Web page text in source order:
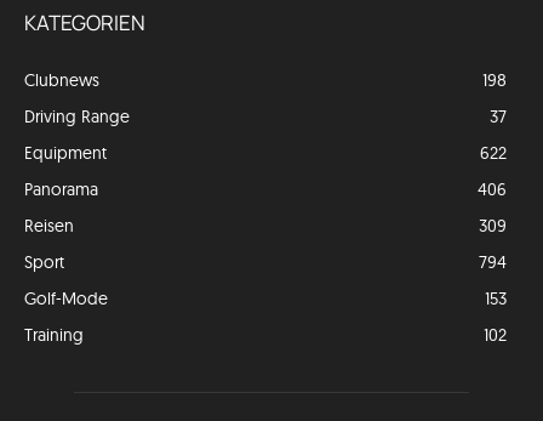
KATEGORIEN
Clubnews
198
Driving Range
37
Equipment
622
Panorama
406
Reisen
309
Sport
794
Golf-Mode
153
Training
102